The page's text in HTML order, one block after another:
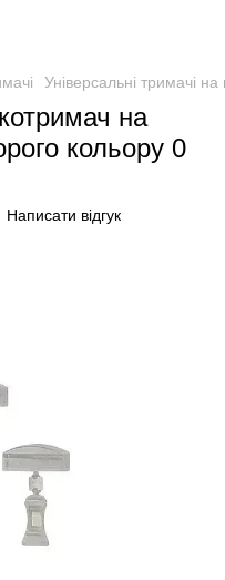
Універсальні тримачі
на
кольору 0
Написати відгук